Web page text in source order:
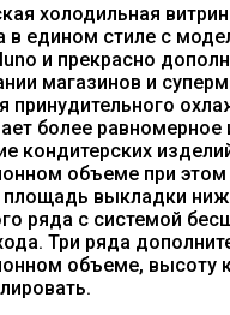
холодильная
в едином стиле с
и прекрасно
магазинов и
принудительного
более
кондитерских
объеме при этом
площадь выкладки
ряда с системой
Три ряда
объеме, высоту